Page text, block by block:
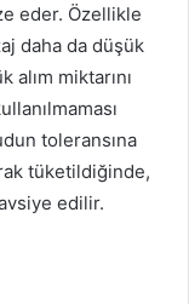
eder. Özellikle
daha da düşük
alım miktarını
toleransına
tüketildiğinde,
edilir.